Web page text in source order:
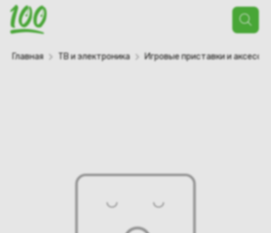
Поиск
товаров
Главная ТВ и электроника Игровые приставки и